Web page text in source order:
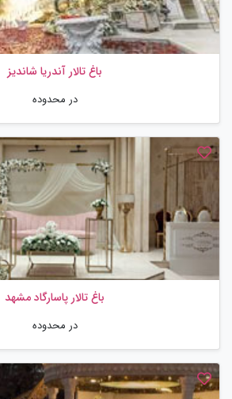
باغ تالار آندریا شاندیز
در محدوده
باغ تالار پاسارگاد مشهد
در محدوده